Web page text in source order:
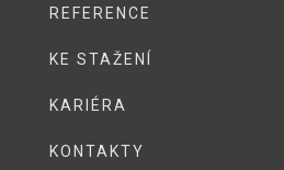
REFERENCE
KE STAŽENÍ
KARIÉRA
KONTAKTY